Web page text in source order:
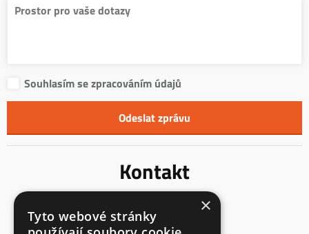
Souhlasím se zpracováním údajů
Kontakt
Mladoňovice 65
×
Tyto webové stránky